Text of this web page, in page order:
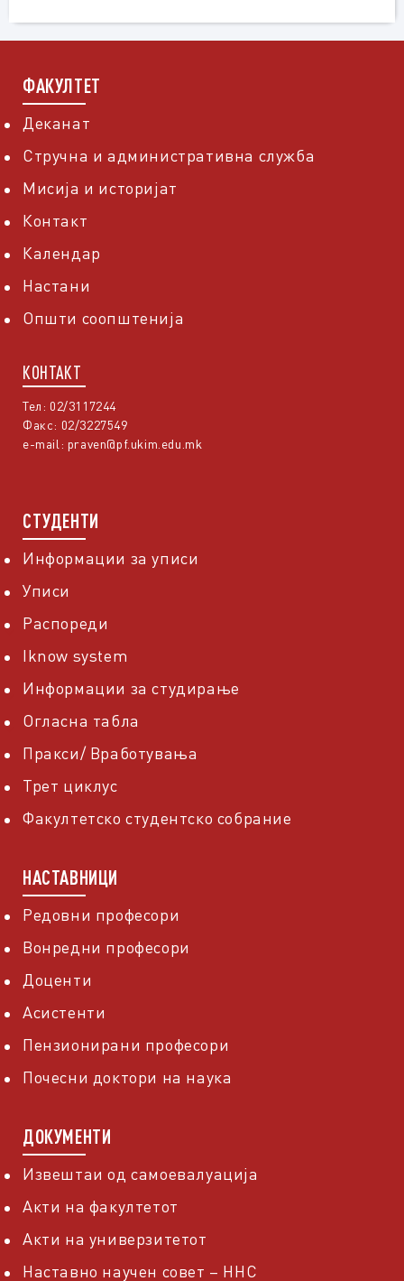
ФАКУЛТЕТ
Деканат
Стручна и административна служба
Мисија и историјат
Контакт
Календар
Настани
Општи соопштенија
КОНТАКТ
Тел: 02/3117244
Факс: 02/3227549
e-mail: praven@pf.ukim.edu.mk
СТУДЕНТИ
Информации за уписи
Уписи
Распореди
Iknow system
Информации за студирање
Огласна табла
Пракси/ Вработувања
Трет циклус
Факултетско студентско собрание
НАСТАВНИЦИ
Редовни професори
Вонредни професори
Доценти
Асистенти
Пензионирани професори
Почесни доктори на наука
ДОКУМЕНТИ
Извештаи од самоевалуација
Акти на факултетот
Акти на универзитетот
Наставно научен совет – ННС